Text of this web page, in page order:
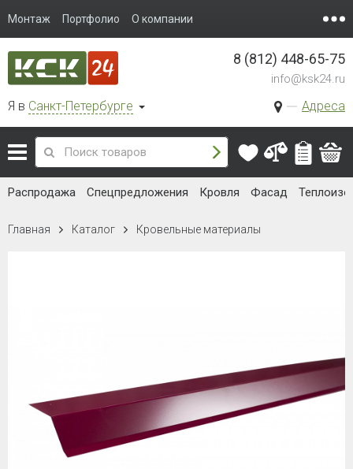
Монтаж Портфолио О компании
Я в Санкт-Петербурге Адреса
8 (812) 448-65-75
info@ksk24.ru
Распродажа Спецпредложения Кровля Фасад
Главная Каталог Кровельные материалы